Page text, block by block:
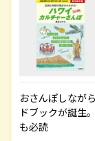
おさんぽしなが
ドブックが誕生
も必読